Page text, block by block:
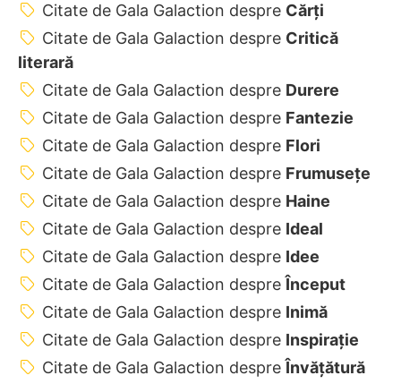
Citate de Gala Galaction despre Cărți
Citate de Gala Galaction despre Critică
literară
Citate de Gala Galaction despre Durere
Citate de Gala Galaction despre Fantezie
Citate de Gala Galaction despre Flori
Citate de Gala Galaction despre Frumusețe
Citate de Gala Galaction despre Haine
Citate de Gala Galaction despre Ideal
Citate de Gala Galaction despre Idee
Citate de Gala Galaction despreÎnceput
Citate de Gala Galaction despre Inimă
Citate de Gala Galaction despre Inspirație
Citate de Gala Galaction despreÎnvățătură